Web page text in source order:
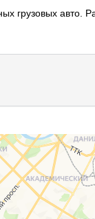
грузовых авто.